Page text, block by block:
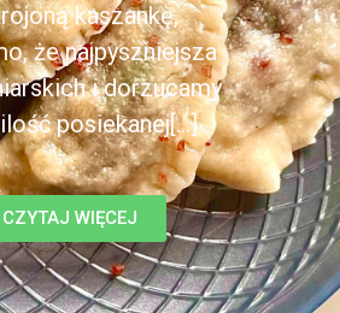
kaszankę,
że najpyszniejsza
i dorzucamy
posiekanej[...]
CZYTAJ WIĘCEJ